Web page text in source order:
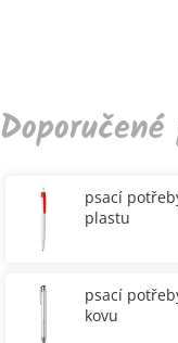
psací
plastu
psací
kovu